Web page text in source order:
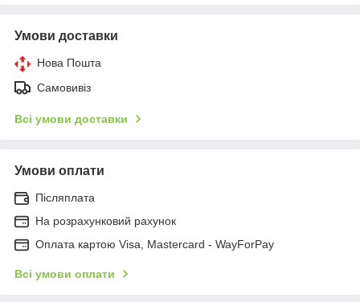
Умови доставки
Нова Пошта
Самовивіз
Всі умови доставки
Умови оплати
Післяплата
На розрахунковий рахунок
Оплата картою Visa, Mastercard - WayForPay
Всі умови оплати